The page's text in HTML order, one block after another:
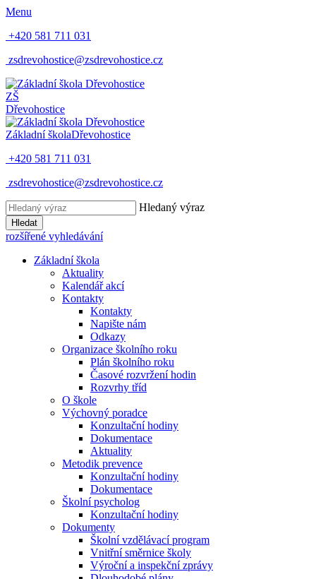
Menu
+420 581 711 031
zsdrevohostice@zsdrevohostice.cz
ZŠ
Dřevohostice
Základní školaDřevohostice
+420 581 711 031
zsdrevohostice@zsdrevohostice.cz
Hledaný výraz
Hledat
rozšířené vyhledávání
Základní škola
Aktuality
Kalendář akcí
Kontakty
Kontakty
Napište nám
Odkazy
Organizace školního roku
Plán školního roku
Časové rozvržení hodin
Rozvrhy tříd
O škole
Výchovný poradce
Konzultační hodiny
Dokumentace
Aktuality
Metodik prevence
Konzultační hodiny
Dokumentace
Školní psycholog
Konzultační hodiny
Dokumenty
Školní vzdělávací program
Vnitřní směrnice školy
Výroční a inspekční zprávy